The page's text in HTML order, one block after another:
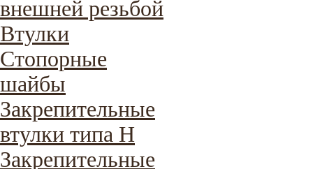
внешней резьбой
Втулки
Стопорные
шайбы
Закрепительные
втулки типа H
Закрепительные